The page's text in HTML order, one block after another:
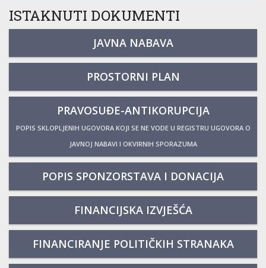
ISTAKNUTI DOKUMENTI
JAVNA NABAVA
PROSTORNI PLAN
PRAVOSUĐE-ANTIKORUPCIJA
POPIS SKLOPLJENIH UGOVORA KOJI SE NE VODE U REGISTRU UGOVORA O
JAVNOJ NABAVI I OKVIRNIH SPORAZUMA
POPIS SPONZORSTAVA I DONACIJA
FINANCIJSKA IZVJEŠĆA
FINANCIRANJE POLITIČKIH STRANAKA